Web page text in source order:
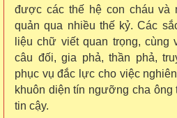
được các thế hệ con cháu
quản qua nhiều thế kỷ. Các
liệu chữ viết quan trọng, cùng
câu đối, gia phả, thần phả,
phục vụ đắc lực cho việc
khuôn diện tín ngưỡng cha
tin cậy.